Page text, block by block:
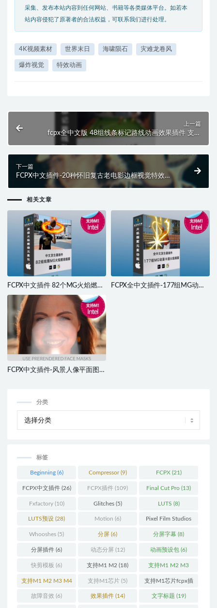
采集、发布本站内容到任何网站、书籍等各类媒体平台。如若本
站内容侵犯了原著者的合法权益，可联系我们进行处理。
4K视频素材 世界末日 海啸陨石 灾难龙卷风
爆炸视觉 特效动画
上一篇
fcpx全中文版 48组线条标记路线动画效果插件 支持
下一篇
FCPX中文插件-20种怀旧复古老电影边框视觉特效
Retro Effects
相关文章
FCPX中文插件 82个MG火焰燃烧
烟雾元素特效动画 Fire Elements
支持M1 M2
FCPX全中文插件-177组MG动漫
FCPX中文插件-风景人像平面图片
分类
标签
Beginning(6) Compressor(9) FCPX(21)
FCPX中文插件(26) FCPX插件 (109) Final Cut Pro (13)
Fxfactory(10) Glitches(5) LUTS (8)
LUTS预设 (28) Motion (6) Pixel Film Studios
(11)
Whooshes (5) 分屏 (6) 分屏字幕 (8)
分屏插件 (6) 动态分屏(12) 动画预设包 (6)
快剪模板 (6) 支持M1 M2 (18) 支持M1 M2 M3
(25)
支持M1 M2 M3 M4
(25)
支持M1芯片 (5) 支持M1芯片fcpx插
件(460)
故障音效 (6) 效果插件(14) 文字标题 (19)